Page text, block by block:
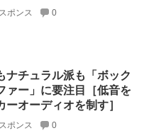
ポンス 0
ナチュラル派も「ボック
ァー」に要注目［低音を
ーオーディオを制す］
ポンス 0